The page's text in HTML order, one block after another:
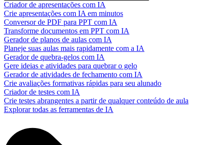
Criador de apresentações com IA
Crie apresentações com IA em minutos
Conversor de PDF para PPT com IA
Transforme documentos em PPT com IA
Gerador de planos de aulas com IA
Planeje suas aulas mais rapidamente com a IA
Gerador de quebra-gelos com IA
Gere ideias e atividades para quebrar o gelo
Gerador de atividades de fechamento com IA
Crie avaliações formativas rápidas para seu alunado
Criador de testes com IA
Crie testes abrangentes a partir de qualquer conteúdo de aula
Explorar todas as ferramentas de IA